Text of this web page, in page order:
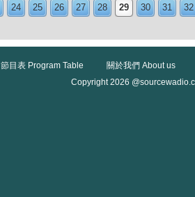
24 25 26 27 28 29 30 31 32
節目表 Program Table
關於我們 About us
Copyright 2026